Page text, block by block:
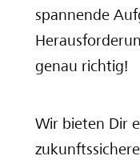
Deine
spannende
genau richtig!
Wir bieten Dir